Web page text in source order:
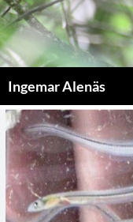
Hoppa
till
innehåll
Ingemar Alenäs